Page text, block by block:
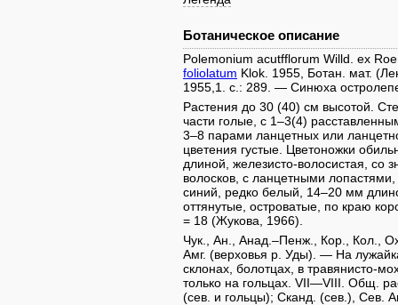
Ботаническое описание
Polemonium acutfflorum Willd. ex
foliolatum Klok. 1955, Ботан. мат.
1955,1. c.: 289. — Синюха
Растения до 30 (40) см высотой.
части голые, с 1–3(4)
3–8 парами ланцетных или
цветения густые. Цветоножки
длиной, железисто-волосистая, со
волосков, с ланцетными
синий, редко белый, 14–20 мм
оттянутые, островатые, по краю
= 18 (Жукова, 1966).
Чук., Ан., Анад.–Пенж., Кор., Кол.,
Амг. (верховья р. Уды). — На
склонах, болотцах, в травянисто-
только на гольцах. VII—VIII. Общ.
(сев. и гольцы); Сканд. (сев.), Сев.